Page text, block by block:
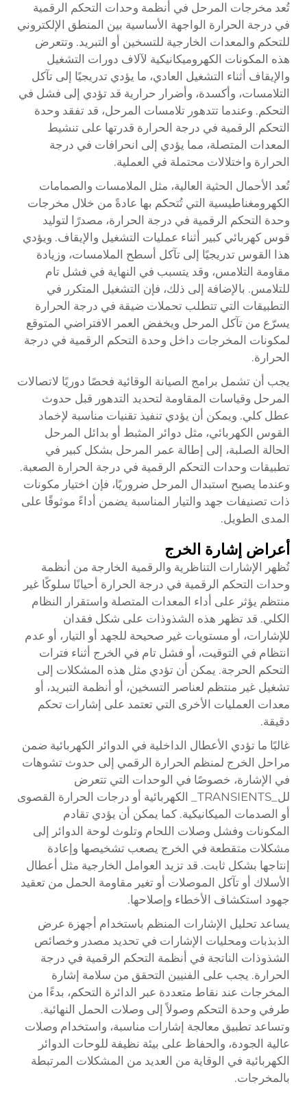
تُعد مخرجات المرحل في أنظمة وحدات التحكم الرقمية
في درجة الحرارة الواجهة الأساسية بين المنطق الإلكتروني
للتحكم والمعدات الخارجية للتسخين أو التبريد. وتتعرض
هذه المكونات الكهروميكانيكية لآلاف دورات التشغيل
والإيقاف أثناء التشغيل العادي، ما يؤدي تدريجيًا إلى تآكل
التلامسات، وأكسدة، وأضرار حرارية قد تؤدي إلى فشل في
التحكم. وعندما تتدهور تلامسات المرحل، قد تفقد وحدة
التحكم الرقمية في درجة الحرارة قدرتها على تنشيط
المعدات المتصلة، مما يؤدي إلى انحرافات في درجة
الحرارة واختلالات محتملة في العملية.
تُعد الأحمال الحثية العالية، مثل الملامسات والصمامات
الكهرومغناطيسية التي تُتحكم بها عادةً من خلال مخرجات
وحدة التحكم الرقمية في درجة الحرارة، مصدرًا لتوليد
قوس كهربائي كبير أثناء عمليات التشغيل والإيقاف. ويؤدي
هذا القوس تدريجيًا إلى تآكل أسطح الملامسات، وزيادة
مقاومة التلامس، وقد يتسبب في النهاية في فشل تام
للتلامس. بالإضافة إلى ذلك، فإن التشغيل المتكرر في
التطبيقات التي تتطلب تحملات ضيقة في درجة الحرارة
يسرّع من تآكل المرحل ويخفض العمر الافتراضي المتوقع
لمكونات المخرجات داخل وحدة التحكم الرقمية في درجة
الحرارة.
يجب أن تشمل برامج الصيانة الوقائية فحصًا دوريًا لاتصالات
المرحل وقياسات المقاومة لتحديد التدهور قبل حدوث
عطل كلي. ويمكن أن يؤدي تنفيذ تقنيات مناسبة لإخماد
القوس الكهربائي، مثل دوائر المثبط أو بدائل المرحل
الحالة الصلبة، إلى إطالة عمر المرحل بشكل كبير في
تطبيقات وحدات التحكم الرقمية في درجة الحرارة الصعبة.
وعندما يصبح استبدال المرحل ضروريًا، فإن اختيار مكونات
ذات تصنيفات جهد والتيار المناسبة يضمن أداءً موثوقًا على
المدى الطويل.
أعراض إشارة الخرج
تُظهر الإشارات التناظرية والرقمية الخارجة من أنظمة
وحدات التحكم الرقمية في درجة الحرارة أحيانًا سلوكًا غير
منتظم يؤثر على أداء المعدات المتصلة واستقرار النظام
الكلي. قد تظهر هذه الشذوذات على شكل فقدان
للإشارات، أو مستويات غير صحيحة للجهد أو التيار، أو عدم
انتظام في التوقيت، أو فشل تام في الخرج أثناء فترات
التحكم الحرجة. يمكن أن تؤدي مثل هذه المشكلات إلى
تشغيل غير منتظم لعناصر التسخين، أو أنظمة التبريد، أو
معدات العمليات الأخرى التي تعتمد على إشارات تحكم
دقيقة.
غالبًا ما تؤدي الأعطال الداخلية في الدوائر الكهربائية ضمن
مراحل الخرج لمنظم الحرارة الرقمي إلى حدوث تشوهات
في الإشارة، خصوصًا في الوحدات التي تتعرض
لل_TRANSIENTS_ الكهربائية أو درجات الحرارة القصوى
أو الصدمات الميكانيكية. كما يمكن أن يؤدي تقادم
المكونات وفشل وصلات اللحام وتلوث لوحة الدوائر إلى
مشكلات متقطعة في الخرج يصعب تشخيصها وإعادة
إنتاجها بشكل ثابت. قد تزيد العوامل الخارجية مثل أعطال
الأسلاك أو تآكل الموصلات أو تغير مقاومة الحمل من تعقيد
جهود استكشاف الأخطاء وإصلاحها.
يساعد تحليل الإشارات المنظم باستخدام أجهزة عرض
الذبذبات ومحليات الإشارات في تحديد مصدر وخصائص
الشذوذات الناتجة في أنظمة التحكم الرقمية في درجة
الحرارة. يجب على الفنيين التحقق من سلامة إشارة
المخرجات عند نقاط متعددة عبر الدائرة التحكم، بدءًا من
طرفي وحدة التحكم وصولاً إلى وصلات الحمل النهائية.
وتساعد تطبيق معالجة إشارات مناسبة، واستخدام وصلات
عالية الجودة، والحفاظ على بيئة نظيفة للوحات الدوائر
الكهربائية في الوقاية من العديد من المشكلات المرتبطة
بالمخرجات.